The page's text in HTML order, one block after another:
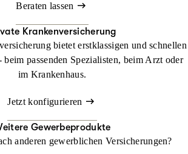
Beraten lassen
Krankenversicherung
bietet erstklassigen und schnellen
beim passenden Spezialisten, beim Arzt oder
im Krankenhaus.
Jetzt konfigurieren
Gewerbeprodukte
anderen gewerblichen Versicherungen?